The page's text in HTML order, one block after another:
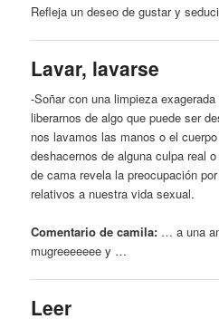
Refleja undeseo de gustary
Lavar, lavarse
-Soñar con una limpieza
liberarnos de algo que puede ser
nos lavamos las manos o el
deshacernos de alguna culpa real
de cama revela la preocupación
relativos a nuestra vida sexual.
Comentario de camila: … a una
mugreeeeeeey …
Leer